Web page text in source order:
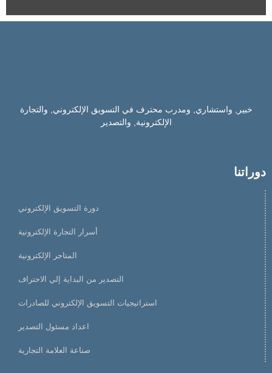
خبير, واستشاري, ومدرب محترف في التسويق الإلكتروني, والتجارة
الإلكترونية, والتصدير
دوراتنا
دورة التسويق الإلكتروني
أسرار التجارة الإلكترونية
المتاجر الإلكترونية
التصدير من البداية إلي الاحتراف
استراتيجيات التسويق الإلكتروني للصادرات
اعداد مسئول التصدير
صناعة العلامة التجارية